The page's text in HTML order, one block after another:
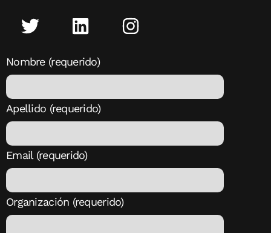
Nombre (requerido)
Apellido (requerido)
Email (requerido)
Organización (requerido)